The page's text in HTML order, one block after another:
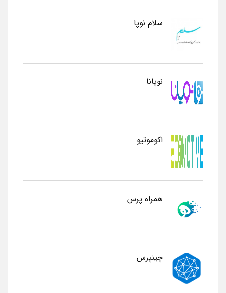
سلام نوپا
نوپانا
اکوموتیو
همراه پرس
چینپرس